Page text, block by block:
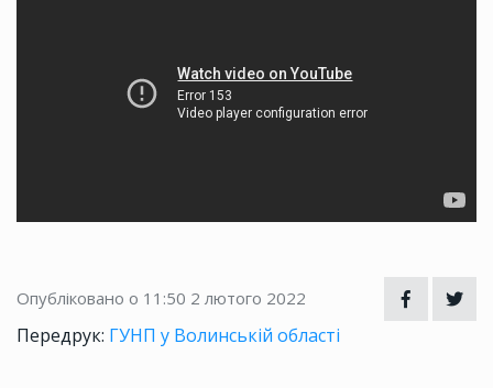
Опубліковано о 11:50 2 лютого 2022
Передрук: ГУНП у Волинській області